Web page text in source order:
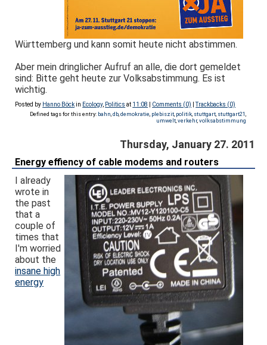
Württemberg und kann somit heute nicht abstimmen.
Aber mein dringlicher Aufruf an alle, die dort gemeldet
sind: Bitte geht heute zur Volksabstimmung. Es ist
wichtig.
Posted by Hanno Böckin Ecology, Politics at 11:08 Comments (0) |Trackbacks (0)
Defined tags for this entry: bahn db, demokratie plebiszit, politik, stuttgart, stuttgart21
umwelt, verkehr,volksabstimmung
Thursday, January 27. 2011
Energy effiency of cable modems and routers
I already
wrote in
the past
that a
couple of
times that
I'm worried
about the
insane high
energy